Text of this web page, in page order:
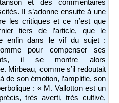
et des commentaires
Il s’adonne ensuite à une
les critiques et ce n’est que
tiers de l’article, que le
enfin dans le vif du sujet :
pour compenser ses
il se montre alors
Mirbeau, comme s’il redoutait
de son émotion, l’amplifie, son
: « M. Vallotton est un
très averti, très cultivé,